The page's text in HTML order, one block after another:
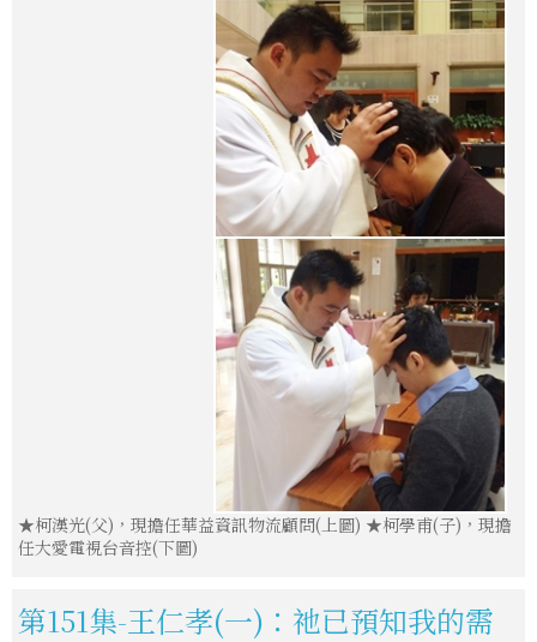
★柯漢光(父)，現擔任華益資訊物流顧問(上圖) ★柯學甫(子)，現擔
任大愛電視台音控(下圖)
第151集-王仁孝(一)：祂已預知我的需